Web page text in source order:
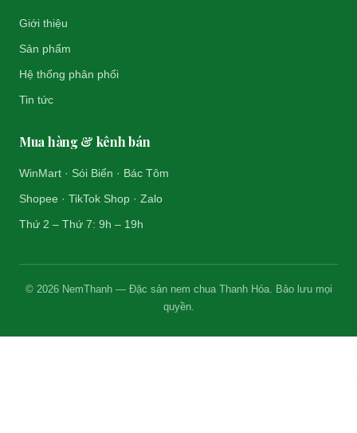
Giới thiệu
Sản phẩm
Hệ thống phân phối
Tin tức
Mua hàng & kênh bán
WinMart · Sói Biển · Bác Tôm
Shopee · TikTok Shop · Zalo
Thứ 2 – Thứ 7: 9h – 19h
© 2026 NemThanh — Đặc sản nem chua Thanh Hóa. Bảo lưu mọi
quyền.